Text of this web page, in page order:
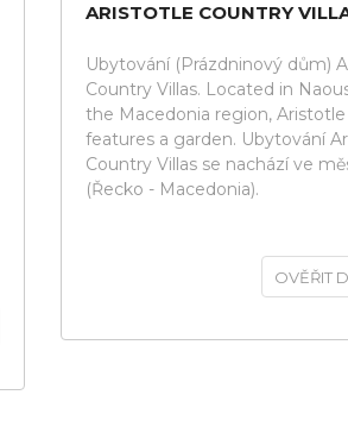
ARISTOTLE COUNTRY
Ubytování (Prázdninový dům)
Country Villas. Located in
the Macedonia region,
features a garden. Ubytování
Country Villas se nachází ve
(Řecko - Macedonia).
OVĚŘIT